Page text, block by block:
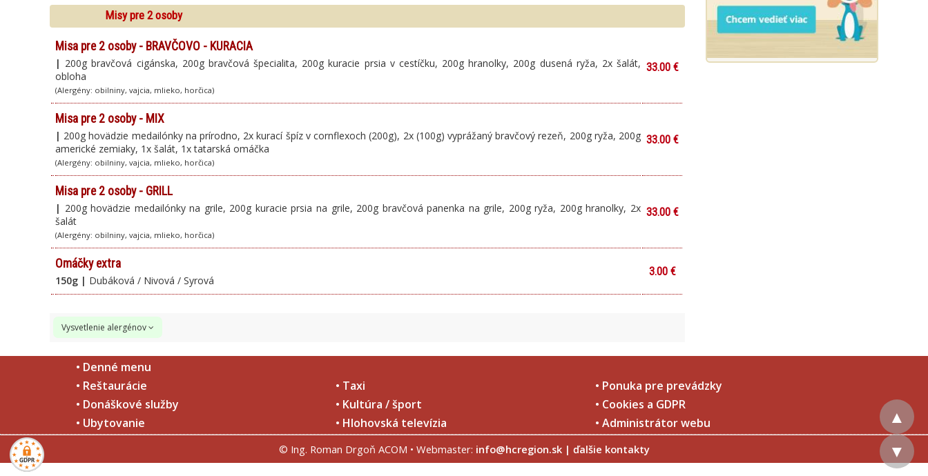
▲
▼
Misy pre 2 osoby
Misa pre 2 osoby - BRAVČOVO - KURACIA
| 200g bravčová cigánska, 200g bravčová špecialita, 200g kuracie prsia v cestíčku, 200g hranolky, 200g dusená ryža, 2x šalát,
obloha
(Alergény: obilniny, vajcia, mlieko, horčica)
33.00 €
Misa pre 2 osoby - MIX
| 200g hovädzie medailónky na prírodno, 2x kurací špíz v cornflexoch (200g), 2x (100g) vyprážaný bravčový rezeň, 200g ryža, 200g
americké zemiaky, 1x šalát, 1x tatarská omáčka
(Alergény: obilniny, vajcia, mlieko, horčica)
33.00 €
Misa pre 2 osoby - GRILL
| 200g hovädzie medailónky na grile, 200g kuracie prsia na grile, 200g bravčová panenka na grile, 200g ryža, 200g hranolky, 2x
šalát
(Alergény: obilniny, vajcia, mlieko, horčica)
33.00 €
Omáčky extra
150g | Dubáková / Nivová / Syrová
3.00 €
Vysvetlenie alergénov
Kôrovce a výrobky z nich.
Ryby a výrobky z nich.
Jadrá podzemnice olejnej (arašidy) a výrobky z nich.
Sójové bôby a výrobky z nich.
Mlieko a výrobky z neho.
Orechy, t.j. mandle (Amygdalus communis L.), lieskové orechy (Corylus avellana), vlašské orechy (Juglans regia), kešu (Anacardium occidentale), pekanové
orechy (Carya illinoiesis (Wangenh). K Koch), para orechy (Bertholletia excelsa), pistácie (Pistacia vera), makadamové orechy a queenslandské orechy
(Macadamia ternifolia) a výrobky z nich.
• Denné menu
• Reštaurácie
• Donáškové služby
• Ubytovanie
• Taxi
• Kultúra / šport
• Hlohovská televízia
• Ponuka pre prevádzky
• Cookies a GDPR
• Administrátor webu
© Ing. Roman Drgoň ACOM • Webmaster: info@hcregion.sk | ďalšie kontakty